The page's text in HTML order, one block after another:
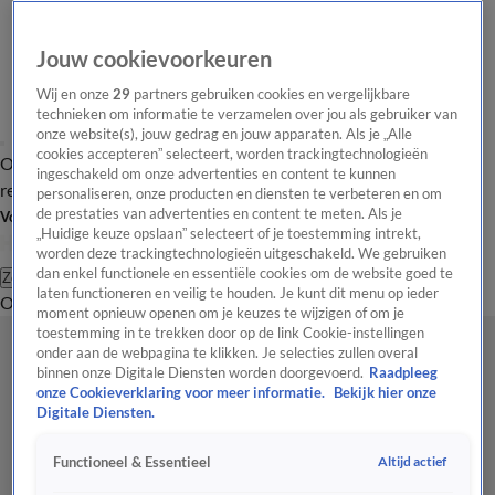
Overzicht Laatste nieuws Regionieuws Het beste van Hart
Tip de
redactie
Volg Hart van Nederland
Zoeken
OverzichtRegioUitzendingenWeerTip de redactiePanelVideo's
Jouw cookievoorkeuren
Wij en onze29 partners gebruiken cookies en vergelijkbare
technieken om informatie te verzamelen over jou als gebruiker van
onze website(s), jouw gedrag en jouw apparaten. Als je „Alle
cookies accepteren” selecteert, worden trackingtechnologieën
ingeschakeld om onze advertenties en content te kunnen
personaliseren, onze producten en diensten te verbeteren en om
de prestaties van advertenties en content te meten. Als je
„Huidige keuze opslaan” selecteert of je toestemming intrekt,
worden deze trackingtechnologieën uitgeschakeld. We gebruiken
dan enkel functionele en essentiële cookies om de website goed te
laten functioneren en veilig te houden. Je kunt dit menu op ieder
moment opnieuw openen om je keuzes te wijzigen of om je
toestemming in te trekken door op de link Cookie-instellingen
onder aan de webpagina te klikken. Je selecties zullen overal
binnen onze Digitale Diensten worden doorgevoerd. Raadpleeg
onze Cookieverklaring voor meer informatie.
Bekijk hier onze
Digitale Diensten.
Functioneel & Essentieel Altijd actief